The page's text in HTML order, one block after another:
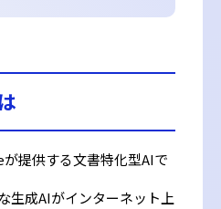
提供する文書特化型AIで
生成AIがインターネット上